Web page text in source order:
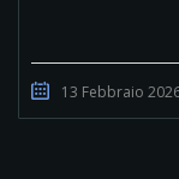
13 Febbraio